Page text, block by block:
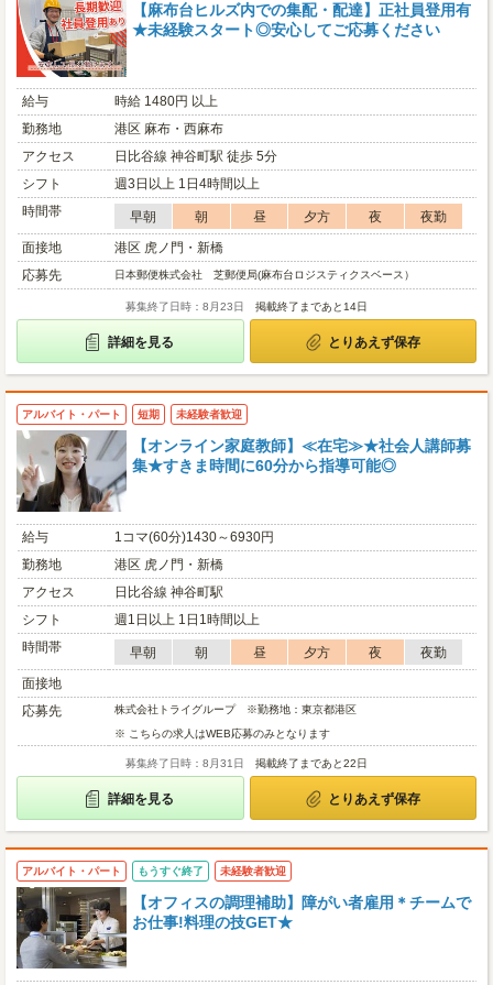
【麻布台ヒルズ内での集配・配達】正社員登用有
★未経験スタート◎安心してご応募ください
給与
時給 1480円 以上
勤務地
港区 麻布・西麻布
アクセス
日比谷線 神谷町駅 徒歩 5分
シフト
週3日以上 1日4時間以上
時間帯
早朝 朝 昼 夕方 夜
夜勤
面接地
港区 虎ノ門・新橋
応募先
日本郵便株式会社 芝郵便局(麻布台ロジスティクスベース）
募集終了日時：8月23日 掲載終了まであと14日
詳細を見る とりあえず保存
アルバイト・パート 短期 未経験者歓迎
【オンライン家庭教師】≪在宅≫★社会人講師募
集★すきま時間に60分から指導可能◎
給与
1コマ(60分)1430～6930円
勤務地
港区 虎ノ門・新橋
アクセス
日比谷線 神谷町駅
シフト
週1日以上 1日1時間以上
時間帯
早朝 朝 昼 夕方 夜
夜勤
面接地
応募先
株式会社トライグループ ※勤務地：東京都港区
※ こちらの求人はWEB応募のみとなります
募集終了日時：8月31日 掲載終了まであと22日
詳細を見る とりあえず保存
アルバイト・パート もうすぐ終了 未経験者歓迎
【オフィスの調理補助】障がい者雇用＊チームで
お仕事!料理の技GET★